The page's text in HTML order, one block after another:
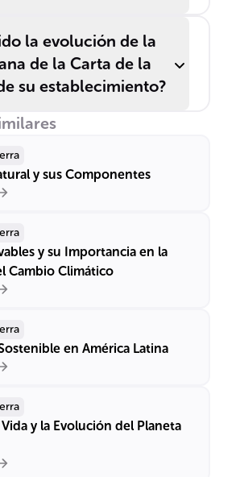
la evolución de la
de la Carta de la
su establecimiento?
y sus Componentes
y su Importancia en la
Cambio Climático
en América Latina
y la Evolución del Planeta